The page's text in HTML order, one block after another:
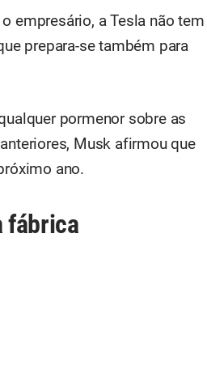
empresário, a Tesla não tem
prepara-se também para
pormenor sobre as
Musk afirmou que
ano.
fábrica